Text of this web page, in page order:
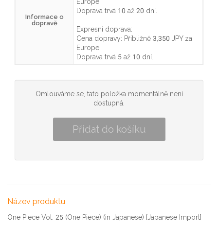
Informace o
dopravě
Europe
Doprava trvá 10 až 20 dní.
Expresní doprava:
Cena dopravy: Přibližně 3,350 JPYza
Europe
Doprava trvá 5 až 10 dní.
Omlouváme se, tato položka momentálně není
dostupná.
Název produktu
One Piece Vol. 25 (One Piece) (in Japanese) [Japanese Import]